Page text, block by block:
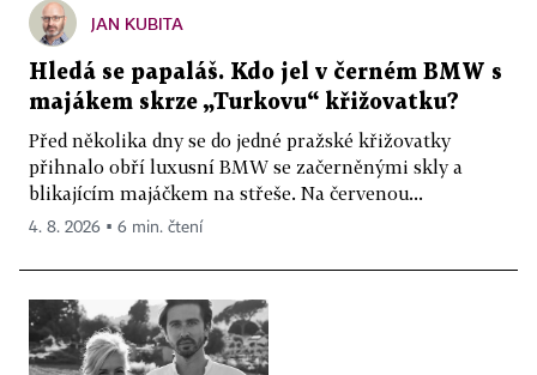
JAN KUBITA
Hledá se papaláš. Kdo jel v černém BMW s
majákem skrze „Turkovu“ křižovatku?
Před několika dny se do jedné pražské křižovatky
přihnalo obří luxusní BMW se začerněnými skly a
blikajícím majáčkem na střeše. Na červenou...
4. 8. 2026 ▪ 6 min. čtení